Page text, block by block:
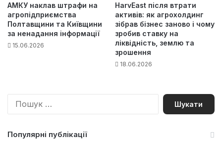
АМКУ наклав штрафи на
агропідприємства
Полтавщини та Київщини
за ненадання інформації
15.06.2026
HarvEast після втрати
активів: як агрохолдинг
зібрав бізнес заново і чому
зробив ставку на
ліквідність, землю та
зрошення
18.06.2026
П
Популярні публікації